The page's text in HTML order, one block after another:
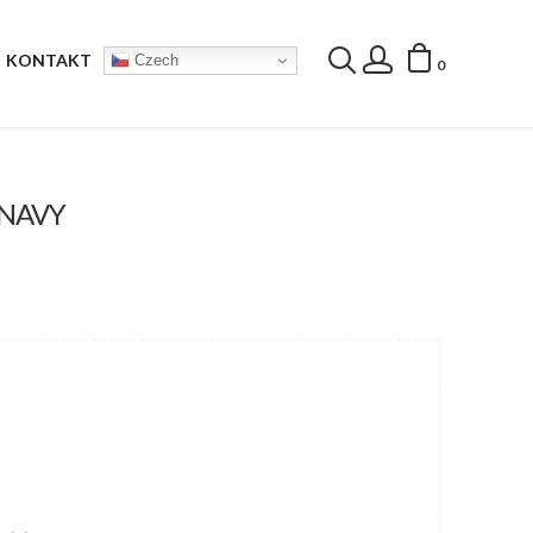
KONTAKT Czech 0